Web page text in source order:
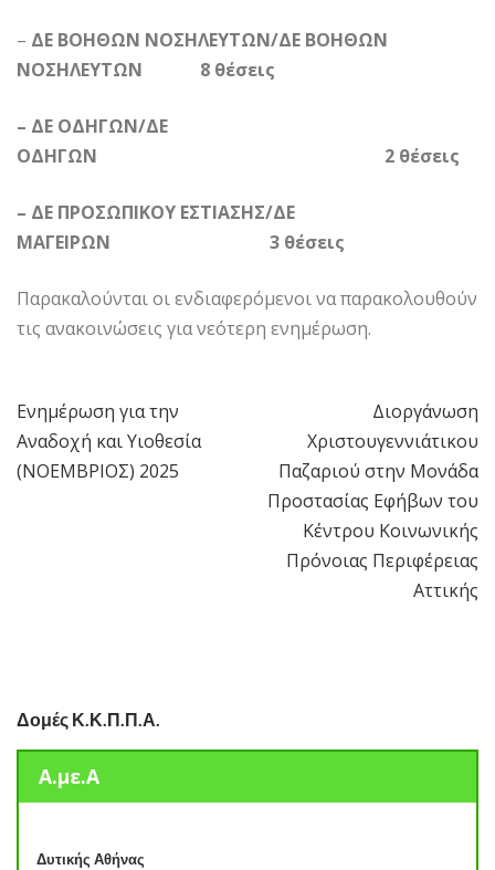
– ΔΕ ΒΟΗΘΩΝ ΝΟΣΗΛΕΥΤΩΝ/ΔΕ ΒΟΗΘΩΝ
ΝΟΣΗΛΕΥΤΩΝ 8 θέσεις
– ΔΕ ΟΔΗΓΩΝ/ΔΕ
ΟΔΗΓΩΝ 2 θέσεις
– ΔΕ ΠΡΟΣΩΠΙΚΟΥ ΕΣΤΙΑΣΗΣ/ΔΕ
ΜΑΓΕΙΡΩΝ 3 θέσεις
Παρακαλούνται οι ενδιαφερόμενοι να παρακολουθούν
τις ανακοινώσεις για νεότερη ενημέρωση.
Πλοήγηση
άρθρων
Ενημέρωση για την
Αναδοχή και Υιοθεσία
(ΝΟΕΜΒΡΙΟΣ) 2025
Διοργάνωση
Χριστουγεννιάτικου
Παζαριού στην Μονάδα
Προστασίας Εφήβων του
Κέντρου Κοινωνικής
Πρόνοιας Περιφέρειας
Αττικής
Δομές Κ.Κ.Π.Π.Α.
Α.με.Α
Δυτικής Αθήνας